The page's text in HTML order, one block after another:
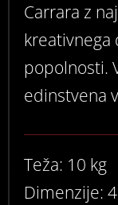
Carrara z
kreativnega
popolnosti.
edinstvena
Teža: 10 kg
Dimenzije: